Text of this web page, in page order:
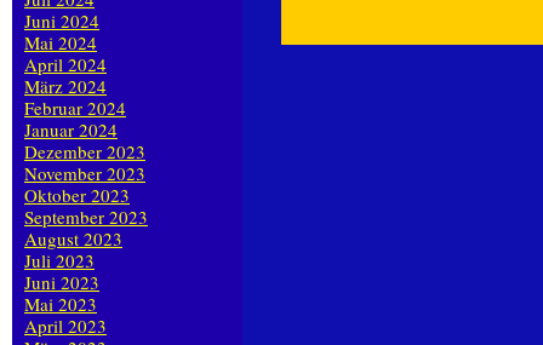
Juni 2024
Mai 2024
April 2024
März 2024
Februar 2024
Januar 2024
Dezember 2023
November 2023
Oktober 2023
September 2023
August 2023
Juli 2023
Juni 2023
Mai 2023
April 2023